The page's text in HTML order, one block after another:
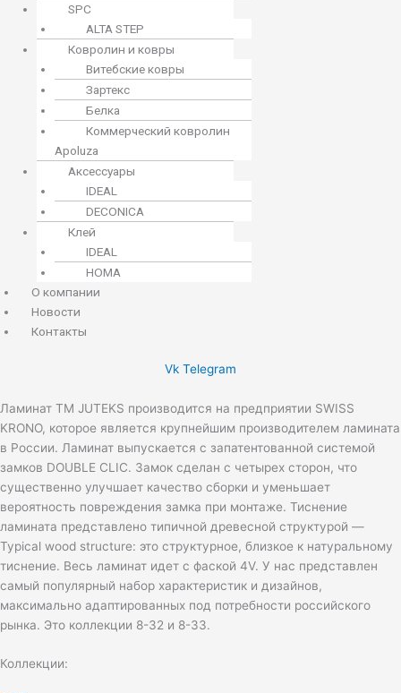
SPC
ALTA STEP
Ковролин и ковры
Витебские ковры
Зартекс
Белка
Коммерческий ковролин
Apoluza
Аксессуары
IDEAL
DECONICA
Клей
IDEAL
HOMA
О компании
Новости
Контакты
Vk Telegram
Ламинат ТМ JUTEKS производится на предприятии SWISS
KRONO, которое является крупнейшим производителем ламината
в России. Ламинат выпускается с запатентованной системой
замков DOUBLE CLIC. Замок сделан с четырех сторон, что
существенно улучшает качество сборки и уменьшает
вероятность повреждения замка при монтаже. Тиснение
ламината представлено типичной древесной структурой —
Typical wood structure: это структурное, близкое к натуральному
тиснение. Весь ламинат идет с фаской 4V. У нас представлен
самый популярный набор характеристик и дизайнов,
максимально адаптированных под потребности российского
рынка. Это коллекции 8-32 и 8-33.
Коллекции: